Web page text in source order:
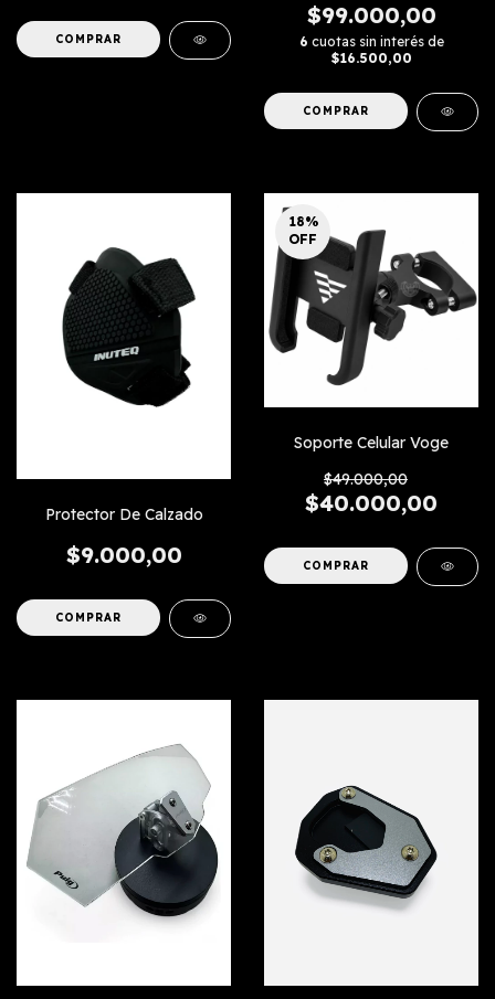
$99.000,00
6 cuotas sin interés de
$16.500,00
Protector De Calzado
$9.000,00
18%
OFF
Soporte Celular Voge
$49.000,00
$40.000,00